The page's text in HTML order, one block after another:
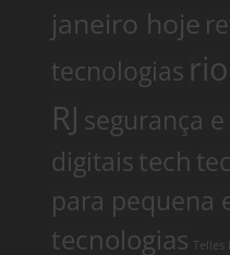
janeiro hoje
tecnologias rio
RJ segurança
digitaistech
para pequena
tecnologias Telles